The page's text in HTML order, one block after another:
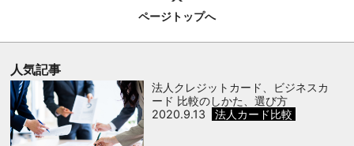
ページトップへ
人気記事
法人クレジットカード、ビジネスカ
ード 比較のしかた、選び方
2020.9.13
法人カード比較